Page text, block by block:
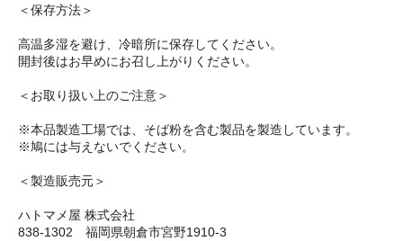
＜保存方法＞
高温多湿を避け、冷暗所に保存してください。
開封後はお早めにお召し上がりください。
＜お取り扱い上のご注意＞
※本品製造工場では、そば粉を含む製品を製造しています。
※鳩には与えないでください。
＜製造販売元＞
ハトマメ屋 株式会社
838-1302 福岡県朝倉市宮野1910-3